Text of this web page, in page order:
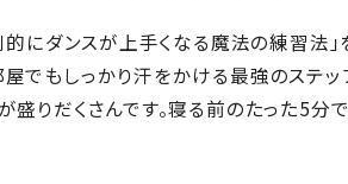
にダンスが上手くなる魔法の練習法」
でもしっかり汗をかける最強のステ
りだくさんです。寝る前のたった5分